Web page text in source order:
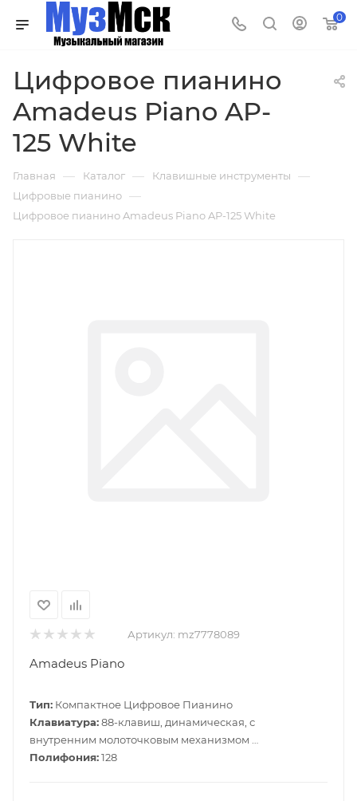
0
Цифровое пианино
Amadeus Piano AP-
125 White
Главная — Каталог — Клавишные инструменты —
Цифровые пианино —
Цифровое пианино Amadeus Piano AP-125 White
Артикул: mz7778089
Amadeus Piano
Тип: Компактное Цифровое Пианино
Клавиатура:88-клавиш, динамическая, с
внутренним молоточковым механизмом
Полифония:128